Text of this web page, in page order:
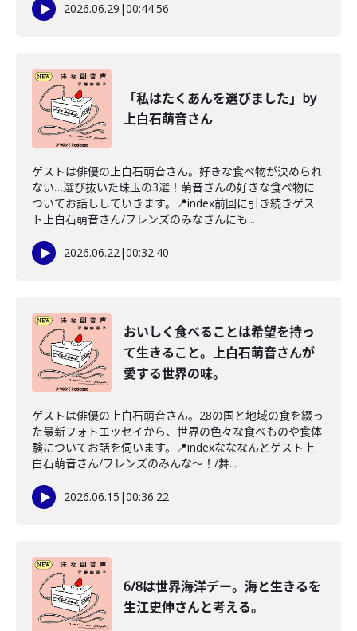
2026.06.29 |00:44:56
「私はたくあんを選びました」by
上白石萌音さん
ゲストは俳優の上白石萌音さん。好きな食べ物が決められ
ない…選び抜いた珠玉の3選！萌音さんの好きな食べ物に
ついてお話ししていきます。📍index前回に引き続きゲス
ト上白石萌音さん/フレンズのみなさんにも...
2026.06.22|00:32:40
おいしく食べることは希望を持っ
て生きること。上白石萌音さんが
愛する世界の味。
ゲストは俳優の上白石萌音さん。28の国と地域の食を綴っ
た最新フォトエッセイから、世界の色々な食べものや食体
験についてお話を伺います。📍indexなななんとゲスト上
白石萌音さん/フレンズのみんな〜！/舞...
2026.06.15 |00:36:22
6/8は世界海洋デー。海と生きるを
生江史伸さんと考える。